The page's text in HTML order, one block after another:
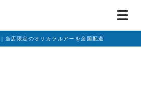
当店限定のオリカラルアーを全国配送